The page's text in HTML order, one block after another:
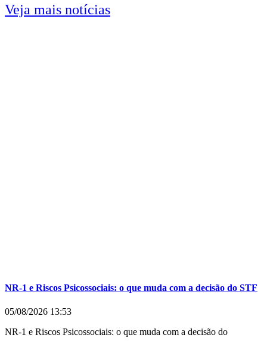
Veja mais notícias
NR-1 e Riscos Psicossociais: o que muda com a decisão do STF
05/08/2026 13:53
NR-1 e Riscos Psicossociais: o que muda com a decisão do